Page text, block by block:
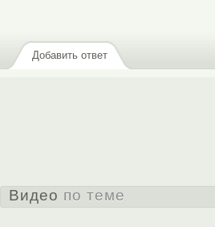
Добавить ответ
Видео по теме